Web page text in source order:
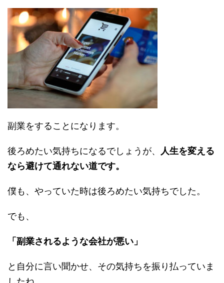
副業をすることになります。
後ろめたい気持ちになるでしょうが、 人生を変える
なら避けて通れない道です。
僕も、やっていた時は後ろめたい気持ちでした。
でも、
「副業されるような会社が悪い」
と自分に言い聞かせ、その気持ちを振り払っていま